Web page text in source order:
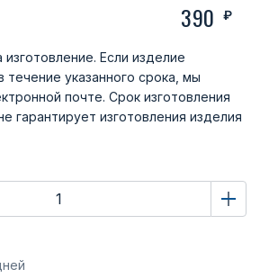
390 ₽
Если изделие
течение указанного срока, мы
почте. Срок изготовления
гарантирует изготовления изделия